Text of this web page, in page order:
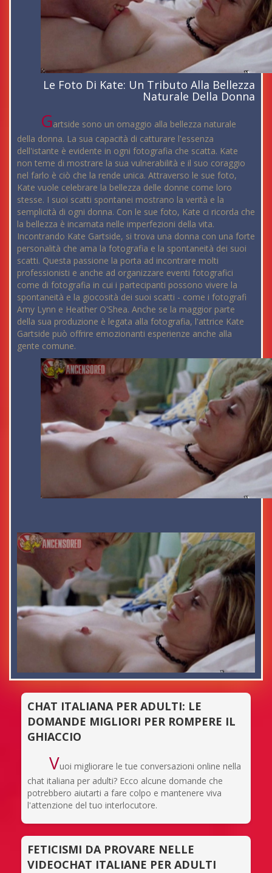
Le Foto Di Kate: Un Tributo Alla Bellezza
Naturale Della Donna
Gartside sono un omaggio alla bellezza naturale
della donna. La sua capacità di catturare l'essenza
dell'istante è evidente in ogni fotografia che scatta. Kate
non teme di mostrare la sua vulnerabilità e il suo coraggio
nel farlo è ciò che la rende unica. Attraverso le sue foto,
Kate vuole celebrare la bellezza delle donne come loro
stesse. I suoi scatti spontanei mostrano la verità e la
semplicità di ogni donna. Con le sue foto, Kate ci ricorda che
la bellezza è incarnata nelle imperfezioni della vita.
Incontrando Kate Gartside, si trova una donna con una forte
personalità che ama la fotografia e la spontaneità dei suoi
scatti. Questa passione la porta ad incontrare molti
professionisti e anche ad organizzare eventi fotografici
come di fotografia in cui i partecipanti possono vivere la
spontaneità e la giocosità dei suoi scatti - come i fotografi
Amy Lynn e Heather O'Shea. Anche se la maggior parte
della sua produzione è legata alla fotografia, l'attrice Kate
Gartside può offrire emozionanti esperienze anche alla
gente comune.
CHAT ITALIANA PER ADULTI: LE
DOMANDE MIGLIORI PER ROMPERE IL
GHIACCIO
Vuoi migliorare le tue conversazioni online nella
chat italiana per adulti? Ecco alcune domande che
potrebbero aiutarti a fare colpo e mantenere viva
l'attenzione del tuo interlocutore.
FETICISMI DA PROVARE NELLE
VIDEOCHAT ITALIANE PER ADULTI